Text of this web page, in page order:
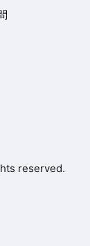
reserved.